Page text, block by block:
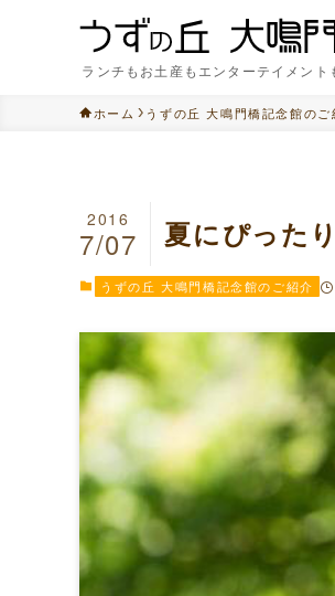
ランチもお土産もエンターテイメント
ホーム うずの丘 大鳴門橋記念館のご
夏にぴった
2016
7/07
うずの丘 大鳴門橋記念館のご紹介